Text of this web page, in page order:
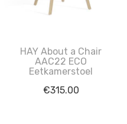
HAY About a Chair
AAC22 ECO
Eetkamerstoel
€315.00